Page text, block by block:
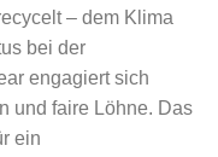
– dem Klima
bei der
engagiert sich
und faire Löhne. Das
ein